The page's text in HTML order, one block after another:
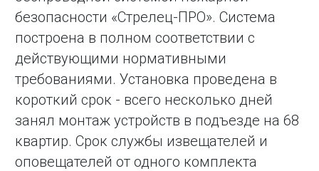
безопасности «Стрелец-ПРО». Система
построена в полном соответствии с
действующими нормативными
требованиями. Установка проведена в
короткий срок - всего несколько дней
занял монтаж устройств в подъезде на 68
квартир. Срок службы извещателей и
оповещателей от одного комплекта